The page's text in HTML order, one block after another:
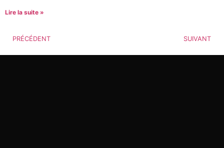
Lire la suite »
PRÉCÉDENT SUIVANT